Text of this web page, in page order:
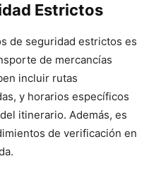
Estrictos
de seguridad estrictos es
de mercancías
incluir rutas
y horarios específicos
itinerario. Además, es
de verificación en